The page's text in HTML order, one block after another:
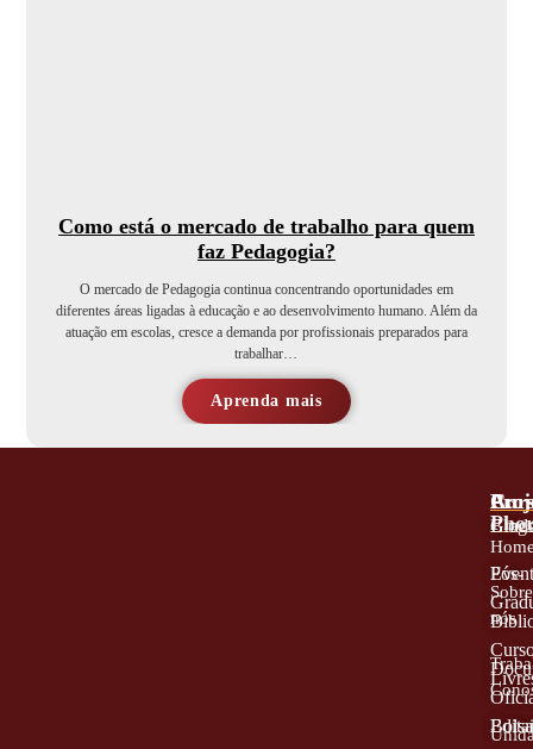
Como está o mercado de trabalho para quem
faz Pedagogia?
O mercado de Pedagogia continua concentrando oportunidades em
diferentes áreas ligadas à educação e ao desenvolvimento humano. Além da
atuação em escolas, cresce a demanda por profissionais preparados para
trabalhar…
Aprenda mais
A
Sobre
nós
Pós-